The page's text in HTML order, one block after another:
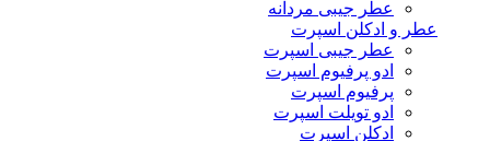
عطر جیبی مردانه
عطر و ادکلن اسپرت
عطر جیبی اسپرت
ادو پرفیوم اسپرت
پرفیوم اسپرت
ادو تویلت اسپرت
ادکلن اسپرت